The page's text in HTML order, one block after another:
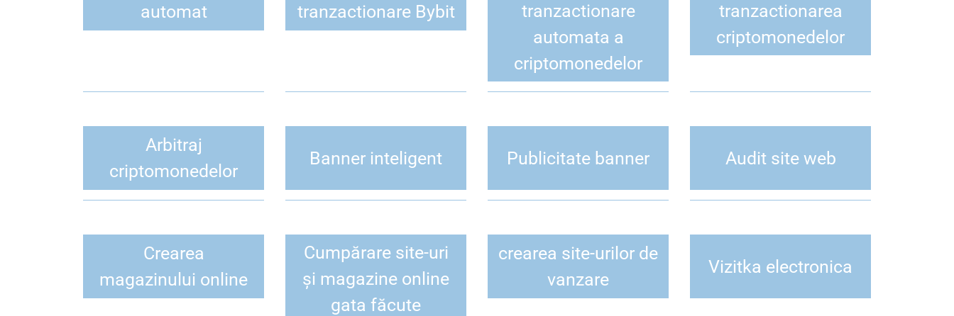
automat
tranzactionare Bybit
tranzactionare
automata a
criptomonedelor
tranzactionarea
criptomonedelor
Arbitraj
criptomonedelor
Banner inteligent Publicitate banner Audit site web
Crearea
magazinului online
Cumpărare site-uri
și magazine online
gata făcute
crearea site-urilor de
vanzare
Vizitka electronica